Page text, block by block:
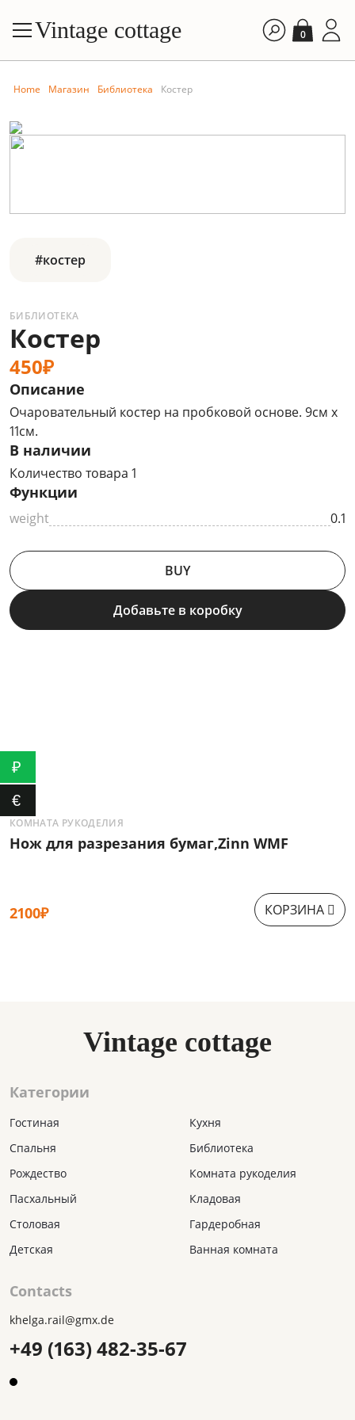
Vintage cottage 0
Home Магазин Библиотека Костер
#костер
БИБЛИОТЕКА
Костер
450₽
Описание
Очаровательный костер на пробковой основе. 9см х
11см.
В наличии
Количество товара 1
Функции
weight 0.1
BUY
Добавьте в коробку
КОМНАТА РУКОДЕЛИЯ
Нож для разрезания бумаг,Zinn WMF
2100₽ КОРЗИНА
Vintage cottage
Категории
Гостиная
Спальня
Рождество
Пасхальный
Столовая
Детская
Кухня
Библиотека
Комната рукоделия
Кладовая
Гардеробная
Ванная комната
Contacts
khelga.rail@gmx.dе
+49 (163) 482-35-67
₽
€